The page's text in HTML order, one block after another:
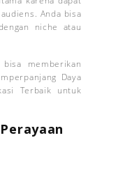
Anda bisa
niche atau
memberikan
Daya
Terbaik untuk